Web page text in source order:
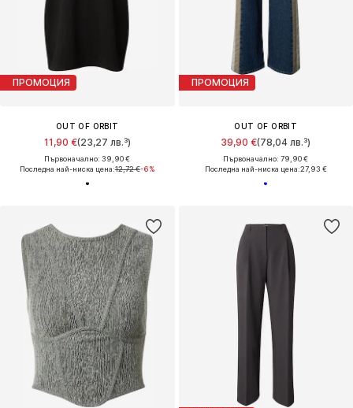
ПРОМОЦИЯ
OUT OF ORBIT
11,90 €(23,27 лв.³)
Първоначално: 39,90 €
Последна най-ниска цена:12,72 €-6%
ПРОМОЦИЯ
OUT OF ORBIT
39,90 €(78,04 лв.³)
Първоначално: 79,90 €
Последна най-ниска цена:27,93 €